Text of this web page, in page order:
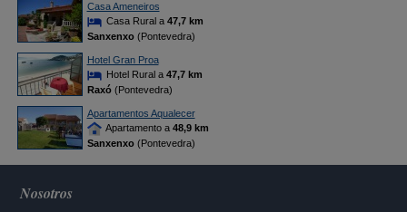
Casa Ameneiros
Casa Rural a 47,7 km
Sanxenxo(Pontevedra)
Hotel Gran Proa
Hotel Rural a 47,7 km
Raxó(Pontevedra)
Apartamentos Aqualecer
Apartamento a 48,9 km
Sanxenxo(Pontevedra)
Nosotros